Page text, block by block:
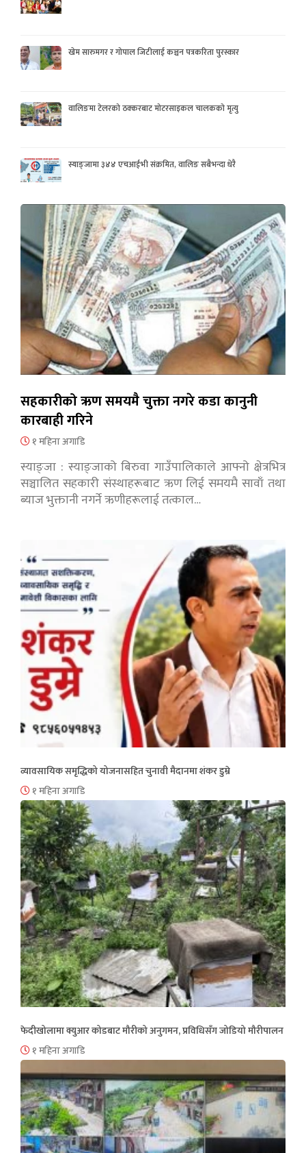
खेम सारुमगर र गोपाल जिटीलाई कञ्चन पत्रकरिता पुरस्कार
वालिङमा टेलरको ठक्करबाट मोटरसाइकल चालकको मृत्यु
स्याङ्जामा ३४४ एचआईभी संक्रमित, वालिङ सबैभन्दा धेरै
सहकारीको ऋण समयमै चुक्ता नगरे कडा कानुनी
कारबाही गरिने
१ महिना अगाडि
स्याङ्जा : स्याङ्जाको बिरुवा गाउँपालिकाले आफ्नो क्षेत्रभित्र
सञ्चालित सहकारी संस्थाहरूबाट ऋण लिई समयमै सावाँ तथा
ब्याज भुक्तानी नगर्ने ऋणीहरूलाई तत्काल…
व्यावसायिक समृद्धिको योजनासहित चुनावी मैदानमा शंकर डुम्रे
१ महिना अगाडि
फेदीखोलामा क्युआर कोडबाट मौरीको अनुगमन, प्रविधिसँग जोडियो मौरीपालन
१ महिना अगाडि